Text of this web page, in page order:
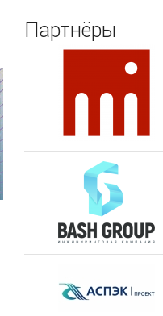
Партнёры